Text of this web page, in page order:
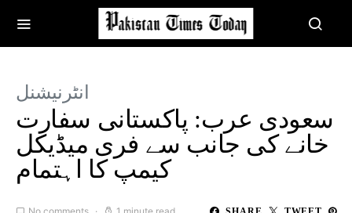
انٹرنیشنل
سعودی عرب: پاکستانی سفارت
خانے کی جانب سے فری میڈیکل
کیمپ کا اہتمام